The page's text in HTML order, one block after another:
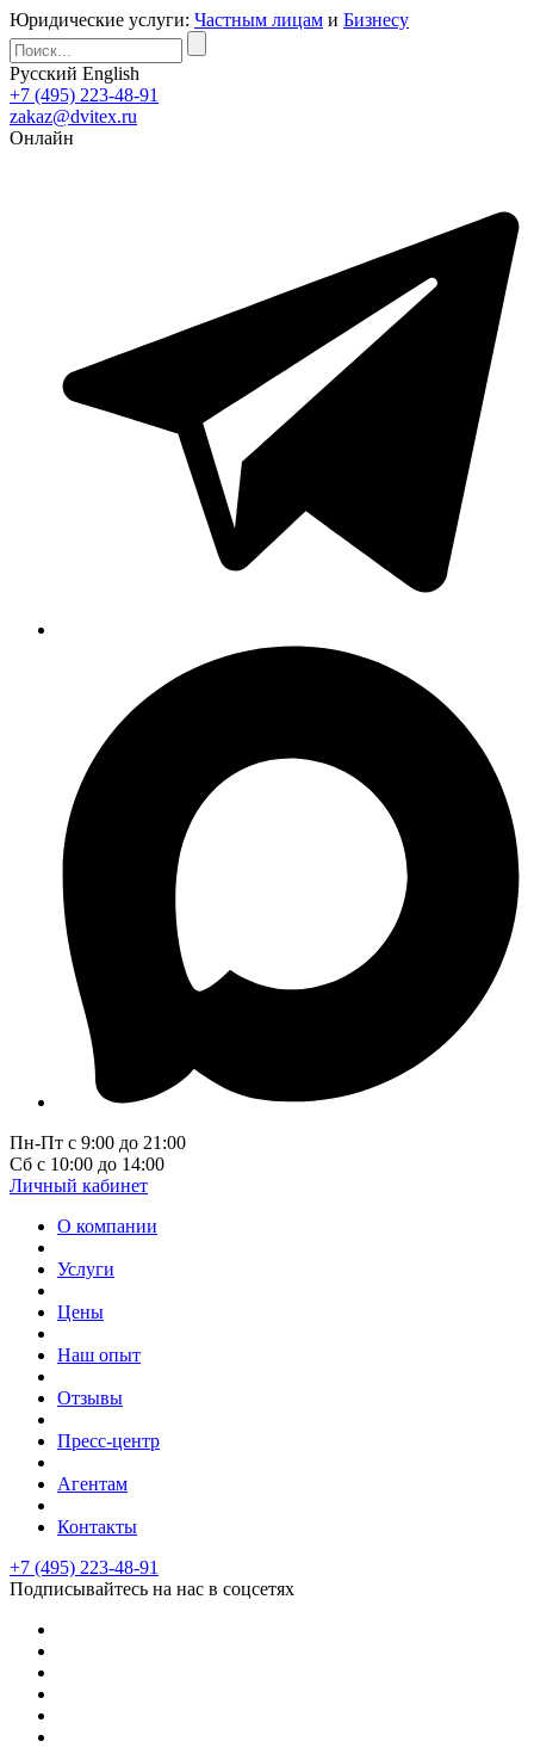
Юридические услуги: Частным лицам и Бизнесу
Русский English
+7 (495) 223-48-91
zakaz@dvitex.ru
Онлайн
Пн-Пт с 9:00 до 21:00
Сб с 10:00 до 14:00
Личный кабинет
О компании
Услуги
Цены
Наш опыт
Отзывы
Пресс-центр
Агентам
Контакты
+7 (495) 223-48-91
Подписывайтесь на нас в соцсетях